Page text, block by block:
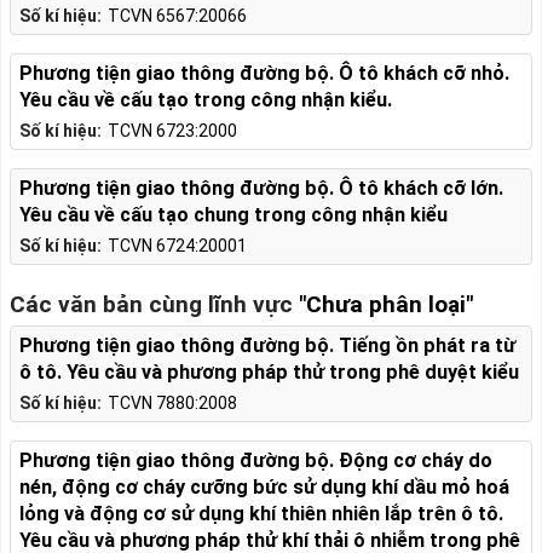
Số kí hiệu: TCVN 6567:20066
Số kí hiệu: TCVN 6723:2000
Phương tiện giao thông đường bộ. Ô tô khách cỡ nhỏ.
Yêu cầu về cấu tạo trong công nhận kiểu.
Số kí hiệu: TCVN 6724:20001
Phương tiện giao thông đường bộ. Ô tô khách cỡ lớn.
Yêu cầu về cấu tạo chung trong công nhận kiểu
Các văn bản cùng lĩnh vực "Chưa phân loại"
Số kí hiệu: TCVN 7880:2008
Phương tiện giao thông đường bộ. Tiếng ồn phát ra từ
ô tô. Yêu cầu và phương pháp thử trong phê duyệt kiểu
Phương tiện giao thông đường bộ. Động cơ cháy do
nén, động cơ cháy cưỡng bức sử dụng khí dầu mỏ hoá
lỏng và động cơ sử dụng khí thiên nhiên lắp trên ô tô.
Yêu cầu và phương pháp thử khí thải ô nhiễm trong phê